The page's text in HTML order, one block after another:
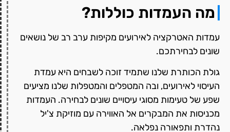
מה העמדות כוללות?
עמדות האטרקציה לאירועים מקיפות ערב רב של נושאים
שונים לבחירתכם.
גולת הכותרת שלנו שתמיד זוכה לשבחים היא עמדת
העיסוי לאירועים, ובה המטפלים והמטפלות שלנו מציעים
שפע של טעימות מסוגי עיסויים שונים לבחירה. העמדות
מכניסות את המבקרים אל האווירה עם מוזיקת צ'יל
נהדרת ותפאורה נפלאה.